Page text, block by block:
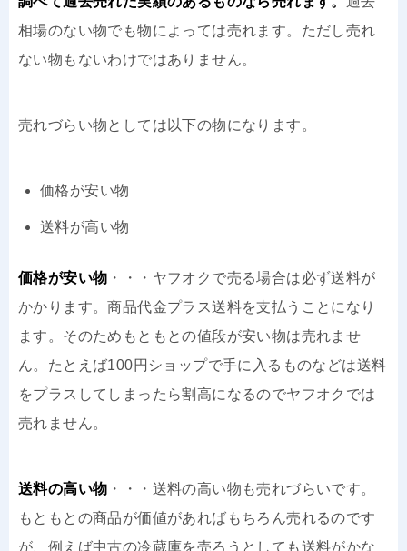
相場のない物でも物によっては売れます。ただし売れ
ない物もないわけではありません。
売れづらい物としては以下の物になります。
価格が安い物
送料が高い物
価格が安い物 ・・・ヤフオクで売る場合は必ず送料が
かかります。商品代金プラス送料を支払うことになり
ます。そのためもともとの値段が安い物は売れませ
ん。たとえば100円ショップで手に入るものなどは送料
をプラスしてしまったら割高になるのでヤフオクでは
売れません。
送料の高い物 ・・・送料の高い物も売れづらいです。
もともとの商品が価値があればもちろん売れるのです
が、例えば中古の冷蔵庫を売ろうとしても送料がかな